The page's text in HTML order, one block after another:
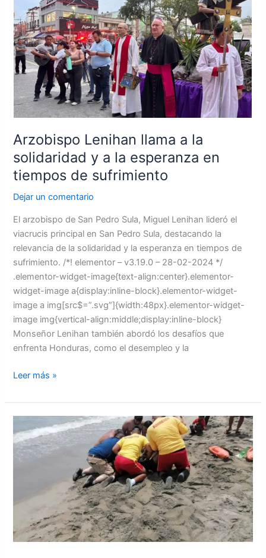
Arzobispo Lenihan llama a la
solidaridad y a la esperanza en
tiempos de sufrimiento
Dejar un comentario
El arzobispo de San Pedro Sula, Miguel Lenihan lideró el
viacrucis principal en San Pedro Sula, destacando la
relevancia de la solidaridad y la esperanza en tiempos de
sufrimiento. /*! elementor – v3.19.0 – 28-02-2024 */
.elementor-widget-image{text-align:center}.elementor-
widget-image a{display:inline-block}.elementor-widget-
image a img[src$=”.svg”]{width:48px}.elementor-widget-
image img{vertical-align:middle;display:inline-block}
Monseñor Lenihan también abordó los desafíos que
enfrenta Honduras, como el desempleo y la
llama
a
la
solidaridad
y
a
esperanza
en
tiempos
sufrimiento
Leer más »
seis
aumentan
ahogadas
aseguró
CONAPREMM